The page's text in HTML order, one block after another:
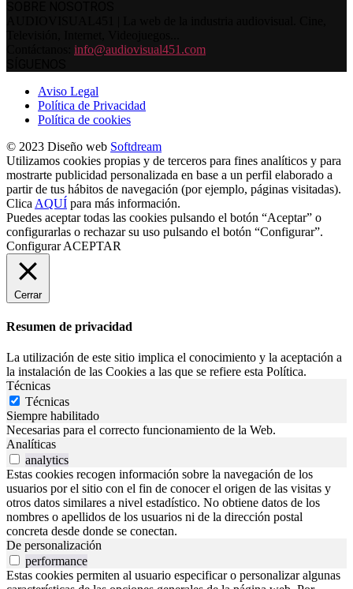
info@audiovisual451.com
Aviso Legal
Política de Privacidad
Política de cookies
© 2023 Diseño web Softdream
Utilizamos cookies propias y de terceros para fines analíticos y para
mostrarte publicidad personalizada en base a un perfil elaborado a
partir de tus hábitos de navegación (por ejemplo, páginas visitadas).
Clica AQUÍ para más información.
Puedes aceptar todas las cookies pulsando el botón “Aceptar” o
configurarlas o rechazar su uso pulsando el botón “Configurar”.
Configurar ACEPTAR
Cerrar
Resumen de privacidad
La utilización de este sitio implica el conocimiento y la aceptación a
la instalación de las Cookies a las que se refiere esta Política.
Técnicas
Técnicas
Siempre habilitado
Necesarias para el correcto funcionamiento de la Web.
Analíticas
analytics
Estas cookies recogen información sobre la navegación de los
usuarios por el sitio con el fin de conocer el origen de las visitas y
otros datos similares a nivel estadístico. No obtiene datos de los
nombres o apellidos de los usuarios ni de la dirección postal
concreta desde donde se conectan.
De personalización
performance
Estas cookies permiten al usuario especificar o personalizar algunas